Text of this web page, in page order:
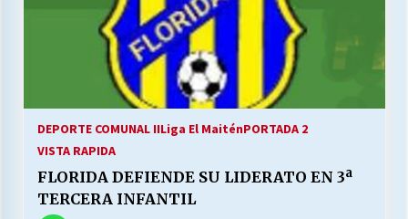
DEPORTE COMUNAL IILiga El MaiténPORTADA 2
VISTA RAPIDA
FLORIDA DEFIENDE SU LIDERATO EN 3ª
TERCERA INFANTIL